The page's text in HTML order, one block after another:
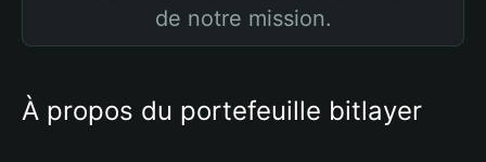
de notre mission.
À propos du portefeuille bitlayer